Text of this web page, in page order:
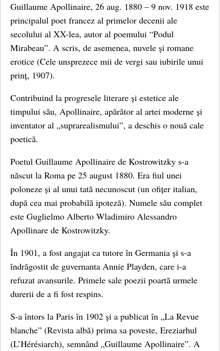
Guillaume Apollinaire, 26 aug. 1880 – 9 nov. 1918 este
principalul poet francez al primelor decenii ale
secolului al XX-lea, autor al poemului “Podul
Mirabeau”. A scris, de asemenea, nuvele şi romane
erotice (Cele unsprezece mii de vergi sau iubirile unui
prinț, 1907).
Contribuind la progresele literare și estetice ale
timpului său, Apollinaire, apărător al artei moderne și
inventator al „suprarealismului”, a deschis o nouă cale
poetică.
Poetul Guillaume Apollinaire de Kostrowitzky s-a
născut la Roma pe 25 august 1880. Era fiul unei
poloneze și al unui tată necunoscut (un ofițer italian,
după cea mai probabilă ipoteză). Numele său complet
este Guglielmo Alberto Wladimiro Alessandro
Apollinare de Kostrowitzky.
În 1901, a fost angajat ca tutore în Germania și s-a
îndrăgostit de guvernanta Annie Playden, care i-a
refuzat avansurile. Primele sale poezii poartă urmele
durerii de a fi fost respins.
S-a întors la Paris în 1902 și a publicat în „La Revue
blanche” (Revista albă) prima sa poveste, Ereziarhul
(L’Hérésiarch), semnând „Guillaume Apollinaire”. A